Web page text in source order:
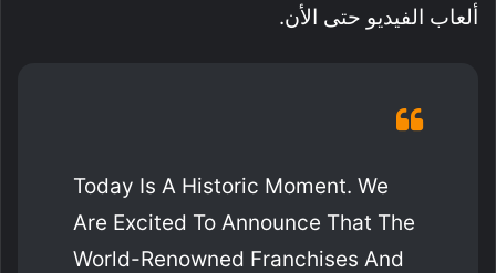
ألعاب الفيديو حتى الأن.
Today Is A Historic Moment. We
Are Excited To Announce That The
World-Renowned Franchises And